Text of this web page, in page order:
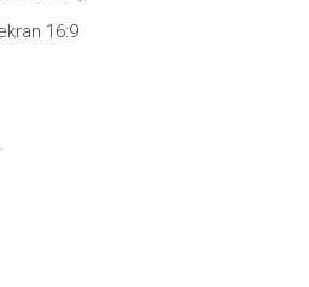
16:9